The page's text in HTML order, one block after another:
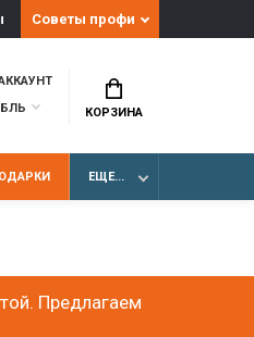
Советы профи
КОРЗИНА
ЕЩЕ...
Предлагаем